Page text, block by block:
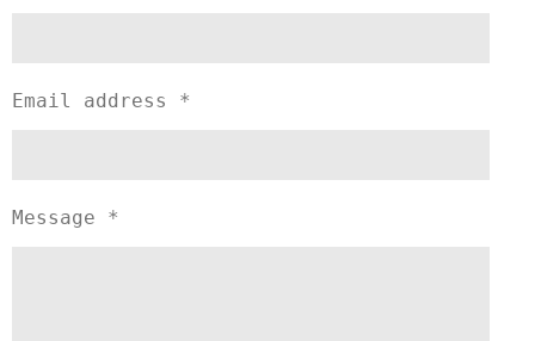
Email address *
Message *